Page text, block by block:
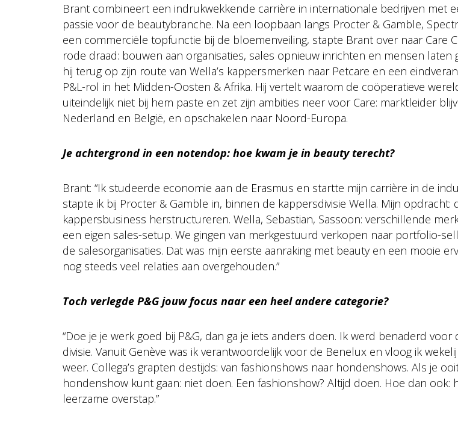
Brant combineert een indrukwekkende carrière in internationale bedrijven met
passie voor de beautybranche. Na een loopbaan langs Procter & Gamble,
een commerciële topfunctie bij de bloemenveiling, stapte Brant over naar Care
rode draad: bouwen aan organisaties, sales opnieuw inrichten en mensen laten
hij terug op zijn route van Wella’s kappersmerken naar Petcare en een
P&L-rol in het Midden-Oosten & Afrika. Hij vertelt waarom de coöperatieve
uiteindelijk niet bij hem paste en zet zijn ambities neer voor Care: marktleider
Nederland en België, en opschakelen naar Noord-Europa.
Je achtergrond in een notendop: hoe kwam je in beauty terecht?
Brant: “Ik studeerde economie aan de Erasmus en startte mijn carrière in de
stapte ik bij Procter & Gamble in, binnen de kappersdivisie Wella. Mijn opdracht:
kappersbusiness herstructureren. Wella, Sebastian, Sassoon: verschillende
een eigen sales-setup. We gingen van merkgestuurd verkopen naar portfolio-
de salesorganisaties. Dat was mijn eerste aanraking met beauty en een mooie
nog steeds veel relaties aan overgehouden.”
Toch verlegde P&G jouw focus naar een heel andere categorie?
“Doe je je werk goed bij P&G, dan ga je iets anders doen. Ik werd benaderd voor
divisie. Vanuit Genève was ik verantwoordelijk voor de Benelux en vloog ik
weer. Collega’s grapten destijds: van fashionshows naar hondenshows. Als je
hondenshow kunt gaan: niet doen. Een fashionshow? Altijd doen. Hoe dan ook:
leerzame overstap.”